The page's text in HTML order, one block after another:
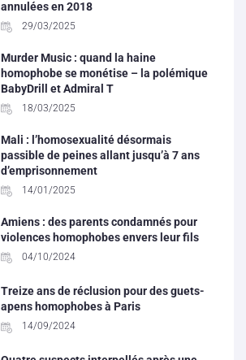
annulées en 2018
29/03/2025
Murder Music : quand la haine
homophobe se monétise – la polémique
BabyDrill et Admiral T
18/03/2025
Mali : l’homosexualité désormais
passible de peines allant jusqu’à 7 ans
d’emprisonnement
14/01/2025
Amiens : des parents condamnés pour
violences homophobes envers leur fils
04/10/2024
Treize ans de réclusion pour des guets-
apens homophobes à Paris
14/09/2024